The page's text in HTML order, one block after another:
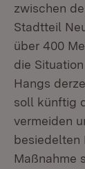
zwischen
Stadtteil
über 400
die
Hangs
soll künftig
vermeiden
besiedelten
Maßnahme